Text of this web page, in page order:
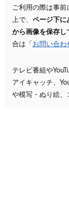
ご利用の際は事前
上で、 ページ下に
から画像を保存し
合は「 お問い合わ
テレビ番組や
アイキャッチ、
や模写・ぬり絵、